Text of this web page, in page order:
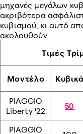
μηχανές μεγάλων
ακριβότερα
κυβισμού, κι αυτό
ακολουθούν.
Τιμές
Μοντέλο
PIAGGIO
Liberty '22
50
PIAGGIO